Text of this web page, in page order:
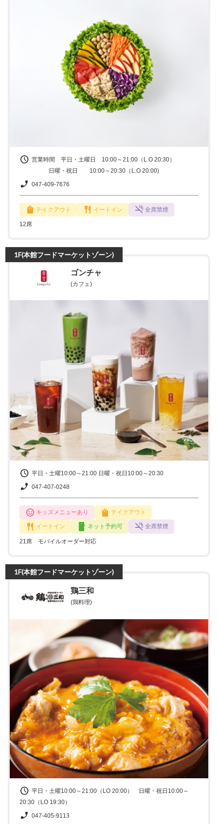
営業時間 平日・土曜日 10:00～21:00（L.O 20:30）
日曜・祝日 10:00～20:30（L.O 20:00)
047-409-7676
テイクアウト イートイン 全席禁煙
12席
1F(本館フードマーケットゾーン)
ゴンチャ
(カフェ)
平日・土曜10:00～21:00 日曜・祝日10:00～20:30
047-407-0248
キッズメニューあり テイクアウト
イートイン ネット予約可 全席禁煙
21席 モバイルオーダー対応
1F(本館フードマーケットゾーン)
鶏三和
(鶏料理)
平日・土曜10:00～21:00（LO 20:00） 日曜・祝日10:00～
20:30（LO 19:30）
047-405-9113